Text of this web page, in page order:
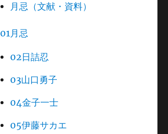
月忌（文献・資料）
01月忌
02日詰忍
03山口勇子
04金子一士
05伊藤サカエ